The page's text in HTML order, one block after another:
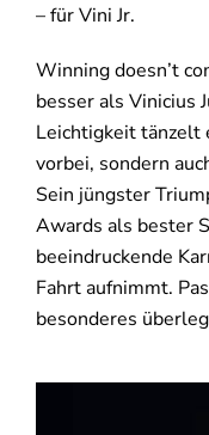
– für Vini Jr.
Winning doesn’t
besser als Vinicius
Leichtigkeit tänzelt
vorbei, sondern
Sein jüngster
Awards als bester
beeindruckende
Fahrt aufnimmt.
besonderes